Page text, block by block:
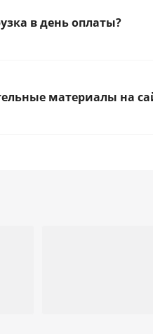
в день оплаты?
материалы на